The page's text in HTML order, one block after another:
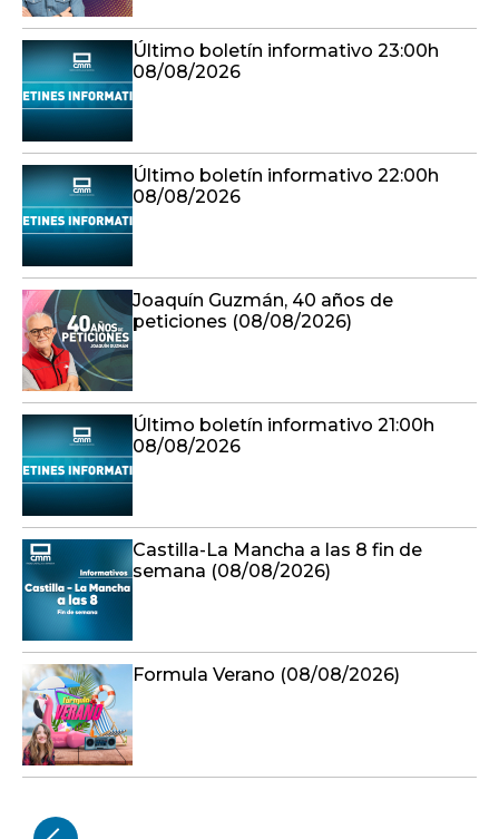
Último boletín informativo 23:00h
08/08/2026
Último boletín informativo 22:00h
08/08/2026
Joaquín Guzmán, 40 años de
peticiones (08/08/2026)
Último boletín informativo 21:00h
08/08/2026
Castilla-La Mancha a las 8 fin de
semana (08/08/2026)
Formula Verano (08/08/2026)